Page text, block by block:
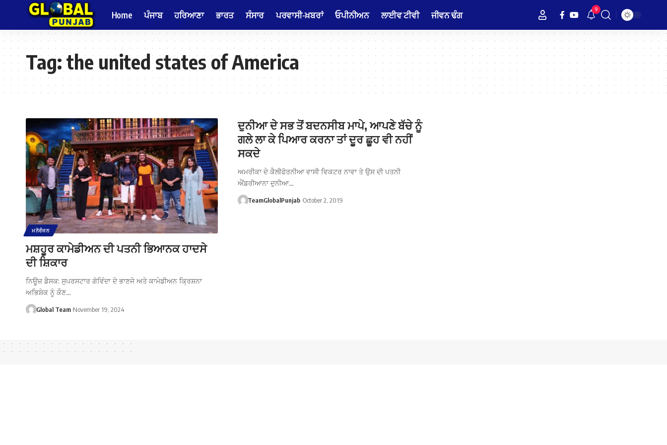
Home ਪੰਜਾਬ ਹਰਿਆਣਾ ਭਾਰਤ ਸੰਸਾਰ ਪਰਵਾਸੀ-ਖ਼ਬਰਾਂ ਓਪੀਨੀਅਨ ਲਾਈਵ ਟੀਵੀ ਜੀਵਨ ਢੰਗ 9
Tag:the united states of America
ਮਨੋਰੰਜਨ
ਮਸ਼ਹੂਰ ਕਾਮੇਡੀਅਨ ਦੀ ਪਤਨੀ ਭਿਆਨਕ ਹਾਦਸੇ
ਦੀ ਸ਼ਿਕਾਰ
ਨਿਊਜ਼ ਡੈਸਕ: ਸੁਪਰਸਟਾਰ ਗੋਵਿੰਦਾ ਦੇ ਭਾਣਜੇ ਅਤੇ ਕਾਮੇਡੀਅਨ ਕ੍ਰਿਸ਼ਨਾ
ਅਭਿਸ਼ੇਕ ਨੂੰ ਕੌਣ…
Global Team November 19, 2024
ਦੁਨੀਆ ਦੇ ਸਭ ਤੋਂ ਬਦਨਸੀਬ ਮਾਪੇ, ਆਪਣੇ ਬੱਚੇ ਨੂੰ
ਗਲੇ ਲਾ ਕੇ ਪਿਆਰ ਕਰਨਾ ਤਾਂ ਦੂਰ ਛੂਹ ਵੀ ਨਹੀਂ
ਸਕਦੇ
ਅਮਰੀਕਾ ਦੇ ਕੈਲੀਫੋਰਨੀਆ ਵਾਸੀ ਵਿਕਟਰ ਨਾਵਾ ਤੇ ਉਸ ਦੀ ਪਤਨੀ
ਐਂਡਰੀਆਨਾ ਦੁਨੀਆ…
TeamGlobalPunjab October 2, 2019